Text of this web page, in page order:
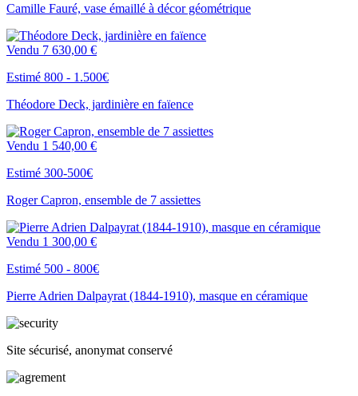
Camille Fauré, vase émaillé à décor géométrique
Vendu 7 630,00 €
Estimé 800 - 1.500€
Théodore Deck, jardinière en faïence
Vendu 1 540,00 €
Estimé 300-500€
Roger Capron, ensemble de 7 assiettes
Vendu 1 300,00 €
Estimé 500 - 800€
Pierre Adrien Dalpayrat (1844-1910), masque en céramique
Site sécurisé, anonymat conservé